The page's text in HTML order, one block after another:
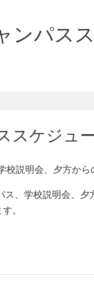
ンパス
スケジュ
説明会、夕方から
、学校説明会、
。